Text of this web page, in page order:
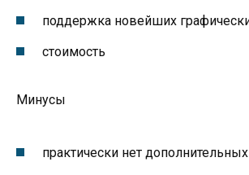
поддержка новейших
стоимость
Минусы
практически нет